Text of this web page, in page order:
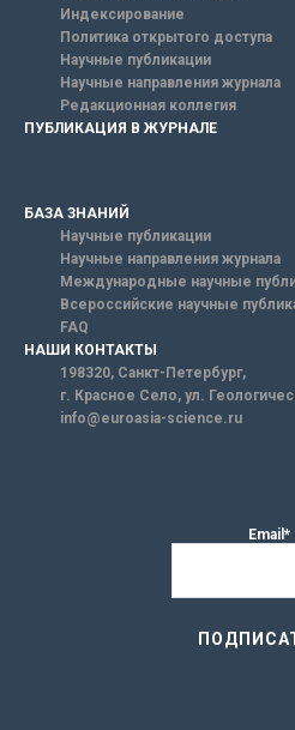
Индексирование
Политика открытого доступа
Научные публикации
Научные направления журнала
Редакционная коллегия
ПУБЛИКАЦИЯ В ЖУРНАЛЕ
БАЗА ЗНАНИЙ
Научные публикации
Научные направления журнала
Международные научные
Всероссийские научные
FAQ
НАШИ КОНТАКТЫ
198320, Санкт-Петербург,
г. Красное Село, ул.
info@euroasia-science.ru
Email*